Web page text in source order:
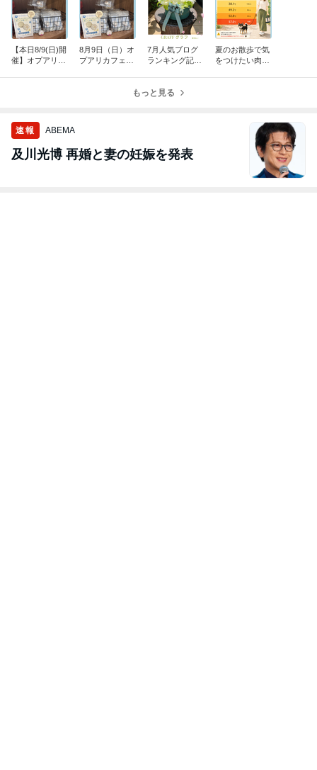
【本日8/9(日)開
催】オプアリカ
8月9日（日）オ
プアリカフェで
7月人気ブログ
ランキング記事
夏の素敵な贈り
夏のお散歩で気
をつけたい肉球
もっと見る
速報 ABEMA
及川光博 再婚と妻の妊娠を発表